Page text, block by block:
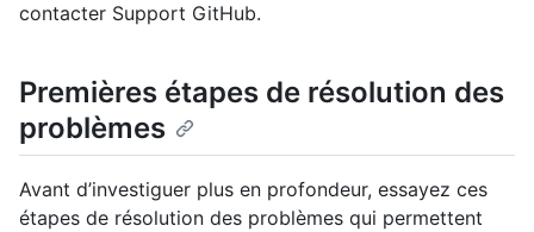
contacter Support GitHub.
Premières étapes de résolution des
problèmes
Avant d’investiguer plus en profondeur, essayez ces
étapes de résolution des problèmes qui permettent